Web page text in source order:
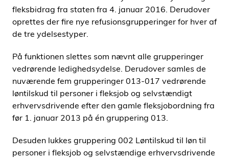
fleksbidrag fra staten fra 4. januar 2016. Derudover
oprettes der fire nye refusionsgrupperinger for hver af
de tre ydelsestyper.
På funktionen slettes som nævnt alle grupperinger
vedrørende ledighedsydelse. Derudover samles de
nuværende fem grupperinger 013-017 vedrørende
løntilskud til personer i fleksjob og selvstændigt
erhvervsdrivende efter den gamle fleksjobordning fra
før 1. januar 2013 på én gruppering 013.
Desuden lukkes gruppering 002 Løntilskud til løn til
personer i fleksjob og selvstændige erhvervsdrivende